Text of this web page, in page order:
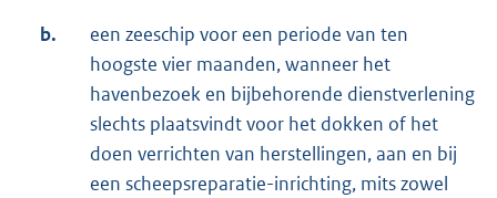
b.
een zeeschip voor een periode van ten
hoogste vier maanden, wanneer het
havenbezoek en bijbehorende dienstverlening
slechts plaatsvindt voor het dokken of het
doen verrichten van herstellingen, aan en bij
een scheepsreparatie-inrichting, mits zowel